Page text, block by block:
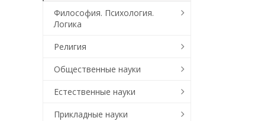
Философия. Психология.
Логика
Религия
Общественные науки
Естественные науки
Прикладные науки